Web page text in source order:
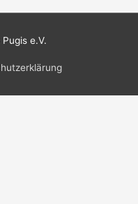
Pugis e.V.